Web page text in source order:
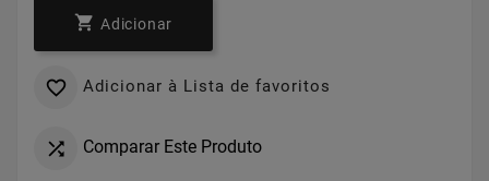
 Adicionar
 Adicionar à Lista de favoritos
 Comparar Este Produto